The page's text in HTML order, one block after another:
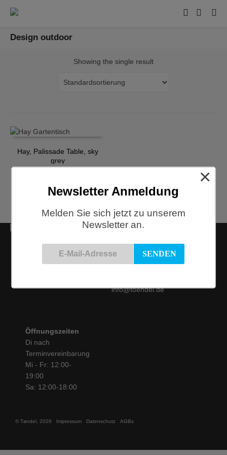
Design outdoor
Showing the single result
Hay, Palissade Table, sky
grey
Siemensstraße 9
50825 Köln
info@toendel.de
Öffnungszeiten
Di nach
Terminvereinbarung
Mi - Fr: 12:00-
19:00
Sa: 12:00-18:00
© Tøndel, 2026 Impressum Datenschutz AGBs
Newsletter Anmeldung
Melden Sie sich jetzt zu unserem
Newsletter an.
×